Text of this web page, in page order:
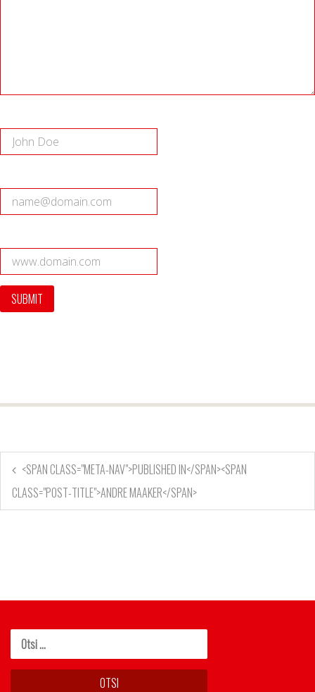
<SPAN CLASS="META-NAV">PUBLISHED IN</SPAN><SPAN
CLASS="POST-TITLE">ANDRE MAAKER</SPAN>